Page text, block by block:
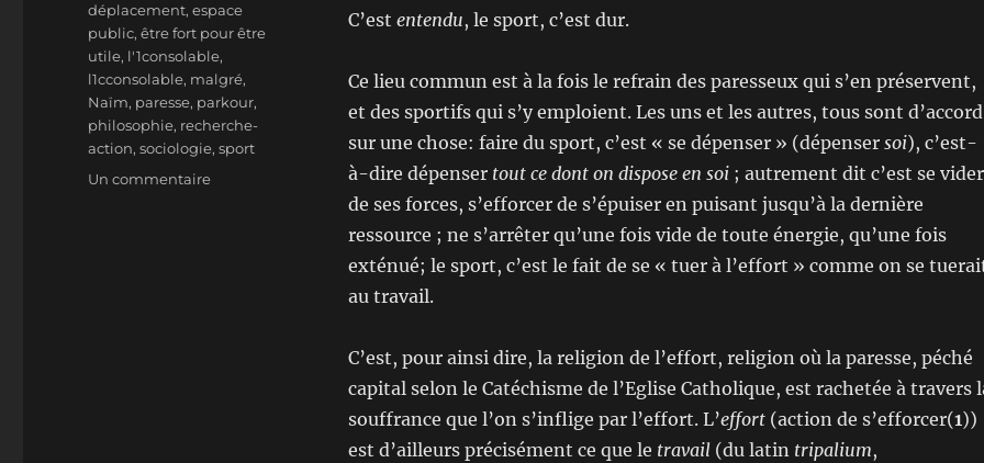
C’est entendu, le sport, c’est dur.
Ce lieu commun est à la fois le refrain des paresseux qui s’en préservent,
et des sportifs qui s’y emploient. Les uns et les autres, tous sont d’accord
sur une chose: faire du sport, c’est « se dépenser » (dépenser soi), c’est-
à-dire dépenser tout ce dont on dispose en soi; autrement dit c’est se vider
de ses forces, s’efforcer de s’épuiser en puisant jusqu’à la dernière
ressource ; ne s’arrêter qu’une fois vide de toute énergie, qu’une fois
exténué; le sport, c’est le fait de se « tuer à l’effort » comme on se
au travail.
C’est, pour ainsi dire, la religion de l’effort, religion où la paresse, péché
capital selon le Catéchisme de l’Eglise Catholique, est rachetée à travers
souffrance que l’on s’inflige par l’effort. L’effort (action de s’efforcer(1))
est d’ailleurs précisément ce que le travail (du latin tripalium,
déplacement,espace
public,être fort pour être
utile, l'1consolable,
l1cconsolable, malgré,
Naïm, paresse, parkour,
philosophie, recherche-
action,sociologie,sport
Un commentairesur